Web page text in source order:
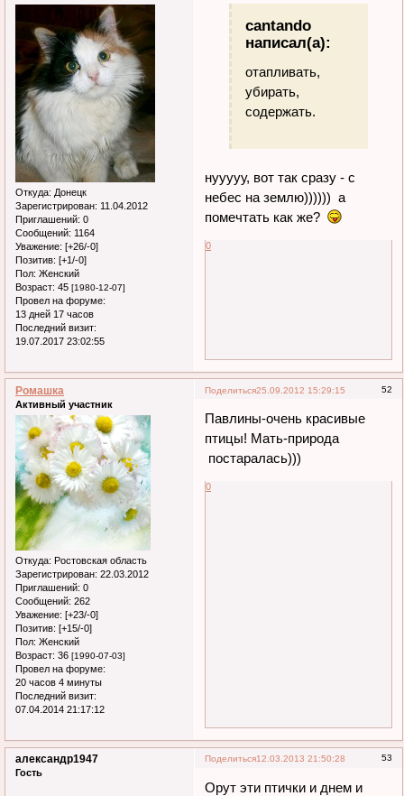
Откуда: Донецк
Зарегистрирован: 11.04.2012
Приглашений: 0
Сообщений: 1164
Уважение: [+26/-0]
Позитив: [+1/-0]
Пол: Женский
Возраст: 45 [1980-12-07]
Провел на форуме:
13 дней 17 часов
Последний визит:
19.07.2017 23:02:55
cantando
написал(а):
отапливать,
убирать,
содержать.
нууууу, вот так сразу - с
небес на землю)))))) а
помечтать как же?
0
Поделиться 52
25.09.2012 15:29:15
Ромашка
Активный участник
Откуда: Ростовская область
Зарегистрирован: 22.03.2012
Приглашений: 0
Сообщений: 262
Уважение: [+23/-0]
Позитив: [+15/-0]
Пол: Женский
Возраст: 36 [1990-07-03]
Провел на форуме:
20 часов 4 минуты
Последний визит:
07.04.2014 21:17:12
Павлины-очень красивые
птицы! Мать-природа
постаралась)))
0
Поделиться 53
12.03.2013 21:50:28
александр1947
Гость
Орут эти птички и днем и